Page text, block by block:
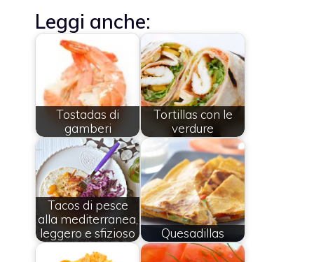
Leggi anche:
Tostadas di
gamberi
Tortillas con le
verdure
Tacos di pesce
alla mediterranea,
leggero e sfizioso
Quesadillas